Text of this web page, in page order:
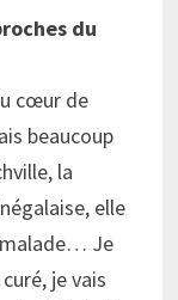
du
cœur de
beaucoup
la
elle
malade… Je
je vais